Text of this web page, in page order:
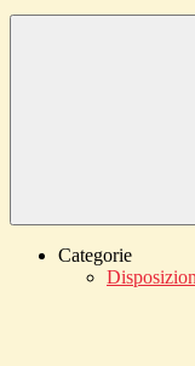
Categorie